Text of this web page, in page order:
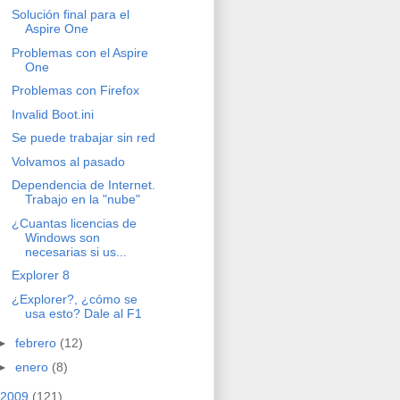
Solución final para el
Aspire One
Problemas con el Aspire
One
Problemas con Firefox
Invalid Boot.ini
Se puede trabajar sin red
Volvamos al pasado
Dependencia de Internet.
Trabajo en la "nube"
¿Cuantas licencias de
Windows son
necesarias si us...
Explorer 8
¿Explorer?, ¿cómo se
usa esto? Dale al F1
febrero (12)
enero (8)
2009 (121)